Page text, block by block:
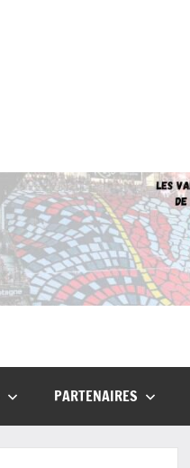
PARTENAIRES